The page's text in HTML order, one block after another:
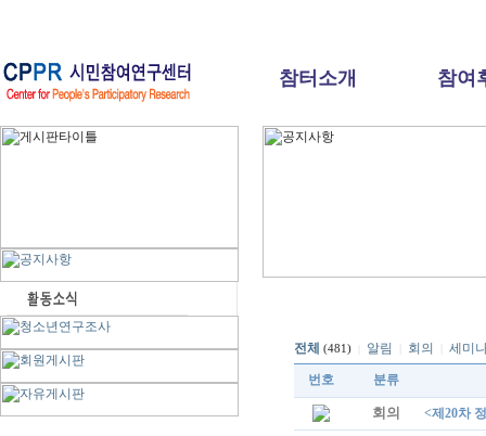
참터소개 참여
전체 (481) 알림 회의 세미
번호 분류
회의 <제20차